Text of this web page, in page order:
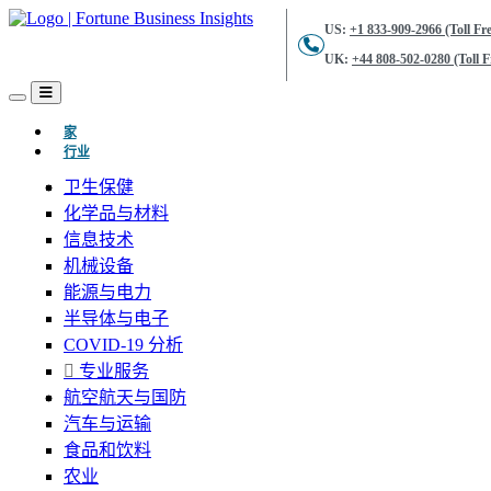
US: +1 833-909-2966 (Toll
UK: +44 808-502-0280 (Toll
家(当前的)
行业
卫生保健
化学品与材料
信息技术
机械设备
能源与电力
半导体与电子
COVID-19 分析
专业服务
航空航天与国防
汽车与运输
食品和饮料
农业